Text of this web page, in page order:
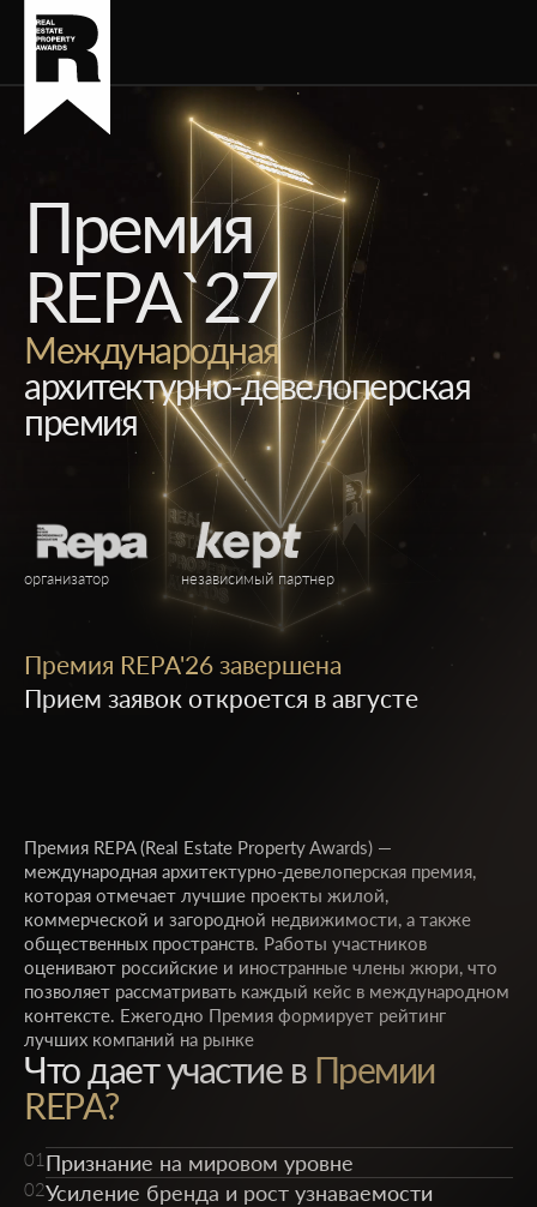
Премия
REPA`27
Международная
архитектурно-девелоперская
премия
организатор
Премия REPA'26 завершена
Прием заявок откроется в августе
независимый партнер
Премия REPA (Real Estate Property Awards) —
международная архитектурно-девелоперская премия,
которая отмечает лучшие проекты жилой,
коммерческой и загородной недвижимости, а также
общественных пространств. Работы участников
оценивают российские и иностранные члены жюри, что
позволяет рассматривать каждый кейс в международном
контексте. Ежегодно Премия формирует рейтинг
лучших компаний на рынке
Что дает участие в Премии
REPA?
01 Признание на мировом уровне
02Усиление бренда и рост узнаваемости